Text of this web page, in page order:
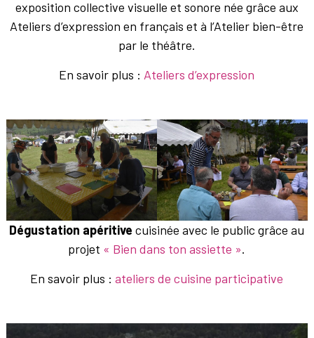
exposition collective visuelle et sonore née grâce aux
Ateliers d’expression en français et à l’Atelier bien-être
par le théâtre.
En savoir plus :Ateliers d’expression
Dégustation apéritivecuisinée avec le public grâce au
projet « Bien dans ton assiette ».
En savoir plus :ateliers de cuisine participative